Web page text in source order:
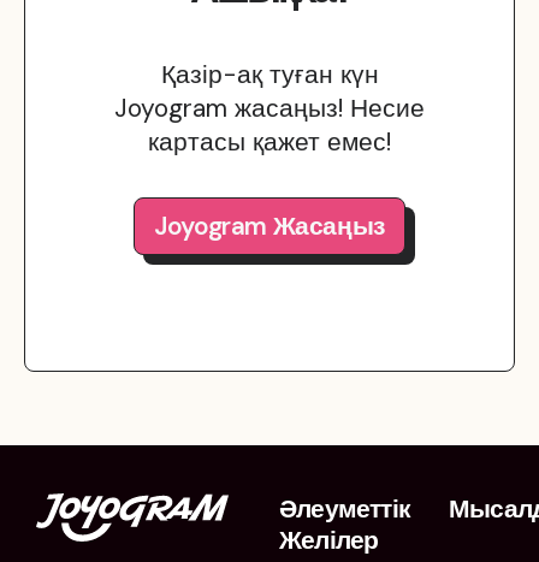
Қазір-ақ туған күн
Joyogram жасаңыз! Несие
картасы қажет емес!
Joyogram Жасаңыз
Әлеуметтік
Желілер